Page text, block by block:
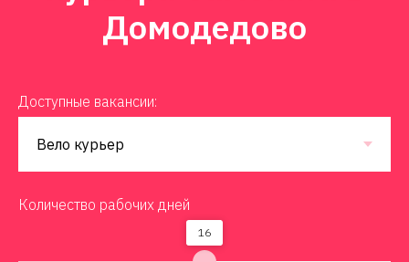
Домодедово
Доступные вакансии:
Количество рабочих дней
16